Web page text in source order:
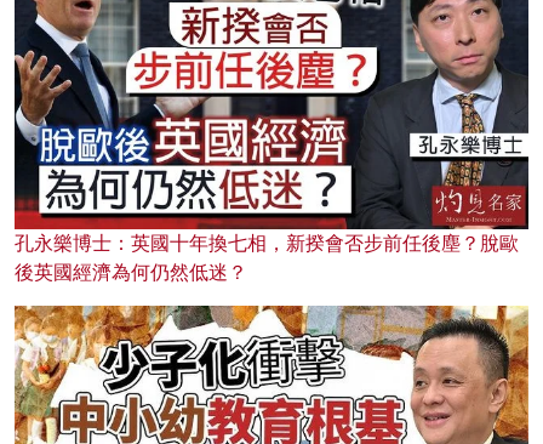
孔永樂博士：英國十年換七相，新揆會否步前任後塵？脫歐
後英國經濟為何仍然低迷？